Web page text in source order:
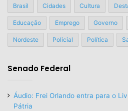
Brasil Cidades Cultura
Educação Emprego Governo
Nordeste Policial Política
Senado Federal
Áudio: Frei Orlando entra para o
Pátria